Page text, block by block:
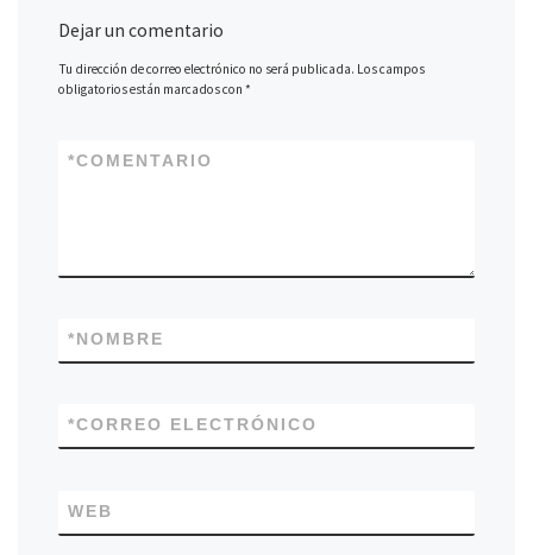
Dejar un comentario
Tu dirección de correo electrónico no será publicada. Los campos
obligatorios están marcados con*
COMENTARIO
*
NOMBRE
*
CORREO ELECTRÓNICO
*
WEB